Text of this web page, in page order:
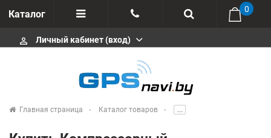
Каталог
Отзывы
+375 291646666
msa333
0
perm_identity Личный кабинет (вход)
Главная страница Каталог товаров .....